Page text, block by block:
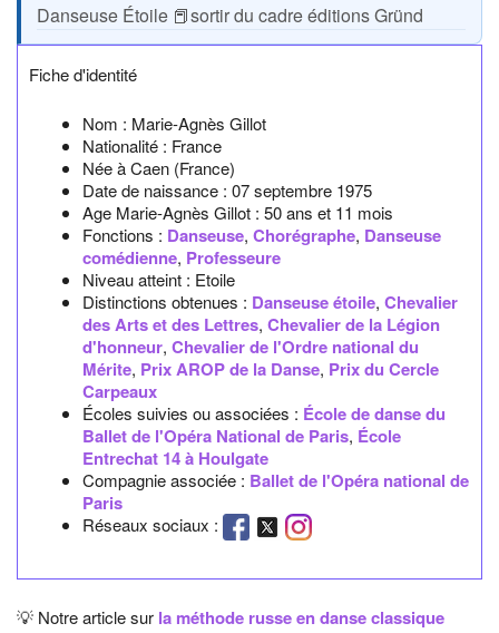
Danseuse Étoile 📕sortir du cadre éditions Gründ
Fiche d'identité
Nom : Marie-Agnès Gillot
Nationalité : France
Née àCaen (France)
Date de naissance : 07 septembre 1975
Age Marie-Agnès Gillot : 50 ans et 11 mois
Fonctions : Danseuse, Chorégraphe, Danseuse
comédienne, Professeure
Niveau atteint : Etoile
Distinctions obtenues : Danseuse étoile, Chevalier
des Arts et des Lettres, Chevalier de la Légion
d'honneur, Chevalier de l'Ordre national du
Mérite, Prix AROP de la Danse, Prix du Cercle
Carpeaux
Écoles suivies ou associées : École de danse du
Ballet de l'Opéra National de Paris, École
Entrechat 14 à Houlgate
Compagnie associée : Ballet de l'Opéra national de
Paris
Réseaux sociaux :
💡 Notre article sur la méthode russe en danse classique